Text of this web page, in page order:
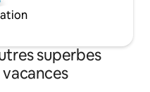
superbes